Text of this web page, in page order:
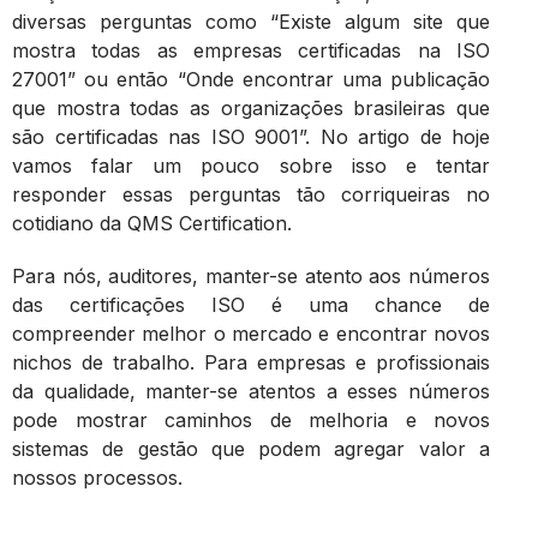
diversas perguntas como “Existe algum site que
mostra todas as empresas certificadas na ISO
27001” ou então “Onde encontrar uma publicação
que mostra todas as organizações brasileiras que
são certificadas nas ISO 9001”. No artigo de hoje
vamos falar um pouco sobre isso e tentar
responder essas perguntas tão corriqueiras no
cotidiano da QMS Certification.
Para nós, auditores, manter-se atento aos números
das certificações ISO é uma chance de
compreender melhor o mercado e encontrar novos
nichos de trabalho. Para empresas e profissionais
da qualidade, manter-se atentos a esses números
pode mostrar caminhos de melhoria e novos
sistemas de gestão que podem agregar valor a
nossos processos.